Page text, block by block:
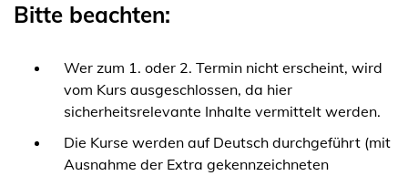
Bitte beachten:
Wer zum 1. oder 2. Termin nicht erscheint, wird
vom Kurs ausgeschlossen, da hier
sicherheitsrelevante Inhalte vermittelt werden.
Die Kurse werden auf Deutsch durchgeführt (mit
Ausnahme der Extra gekennzeichneten